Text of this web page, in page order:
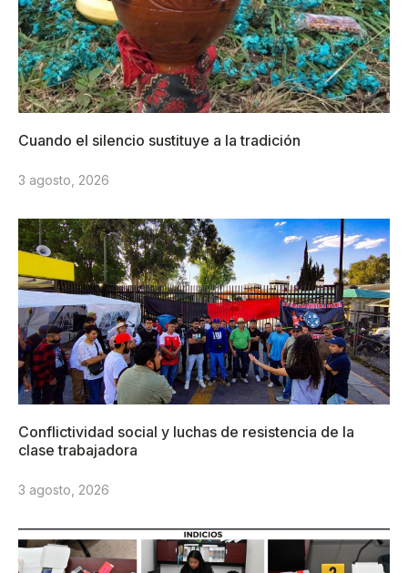
Cuando el silencio sustituye a la tradición
3 agosto, 2026
Conflictividad social y luchas de resistencia de la
clase trabajadora
3 agosto, 2026